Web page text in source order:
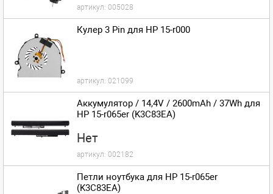
артикул: 005028
Кулер 3 Pin для HP 15-r000
артикул: 021099
Аккумулятор / 14,4V / 2600mAh / 37Wh для
HP 15-r065er (K3C83EA)
Нет
артикул: 002182
Петли ноутбука для HP 15-r065er
(K3C83EA)